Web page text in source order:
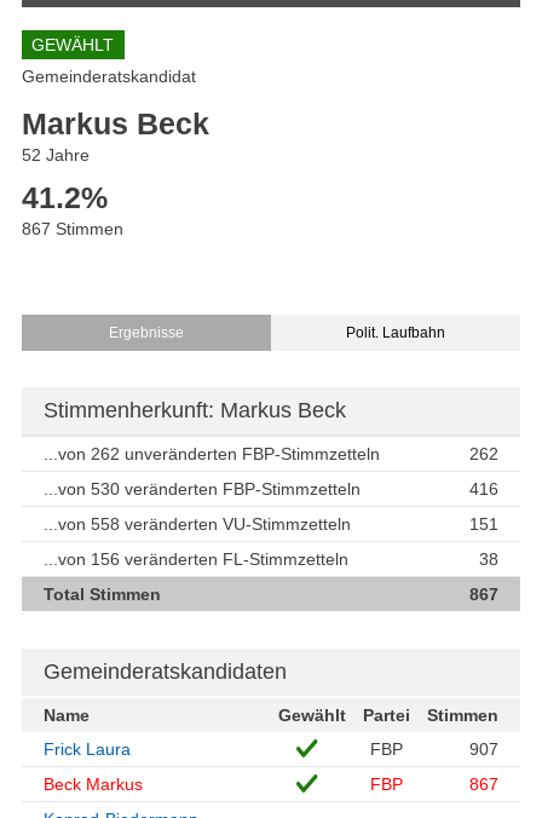
GEWÄHLT
Gemeinderatskandidat
Markus Beck
52 Jahre
41.2%
867 Stimmen
Ergebnisse Polit. Laufbahn
Stimmenherkunft: Markus Beck
...von 262 unveränderten FBP-Stimmzetteln
262
...von 530 veränderten FBP-Stimmzetteln
416
...von 558 veränderten VU-Stimmzetteln
151
...von 156 veränderten FL-Stimmzetteln
38
Total Stimmen
867
Gemeinderatskandidaten
Name Gewählt Partei
Stimmen
Frick Laura
FBP
907
Beck Markus
FBP
867